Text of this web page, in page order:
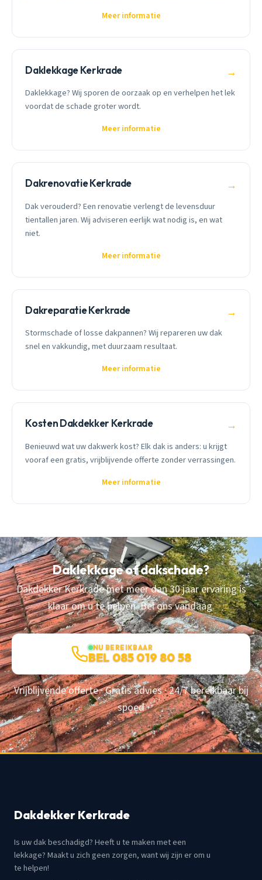
Meer informatie
Daklekkage Kerkrade →
Daklekkage? Wij sporen de oorzaak op en verhelpen het lek
voordat de schade groter wordt.
Meer informatie
Dakrenovatie Kerkrade →
Dak verouderd? Een renovatie verlengt de levensduur
tientallen jaren. Wij adviseren eerlijk wat nodig is, en wat
niet.
Meer informatie
Dakreparatie Kerkrade →
Stormschade of losse dakpannen? Wij repareren uw dak
snel en vakkundig, met duurzaam resultaat.
Meer informatie
Kosten Dakdekker Kerkrade →
Benieuwd wat uw dakwerk kost? Elk dak is anders: u krijgt
vooraf een gratis, vrijblijvende offerte zonder verrassingen.
Meer informatie
Daklekkage of dakschade?
Dakdekker Kerkrade met meer dan 30 jaar ervaring is
klaar om u te helpen. Bel ons vandaag.
NU BEREIKBAAR
BEL 085 019 80 58
Vrijblijvende offerte · Gratis advies · 24/7 bereikbaar bij
spoed
Dakdekker Kerkrade
Is uw dak beschadigd? Heeft u te maken met een
lekkage? Maakt u zich geen zorgen, want wij zijn er om u
te helpen!